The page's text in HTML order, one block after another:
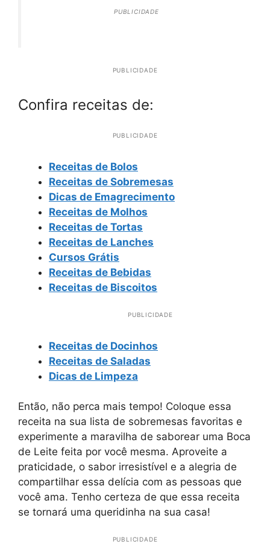
PUBLICIDADE
PUBLICIDADE
Confira receitas de:
PUBLICIDADE
Receitas de Bolos
Receitas de Sobremesas
Dicas de Emagrecimento
Receitas de Molhos
Receitas de Tortas
Receitas de Lanches
Cursos Grátis
Receitas de Bebidas
Receitas de Biscoitos
PUBLICIDADE
Receitas de Docinhos
Receitas de Saladas
Dicas de Limpeza
Então, não perca mais tempo! Coloque essa
receita na sua lista de sobremesas favoritas e
experimente a maravilha de saborear uma Boca
de Leite feita por você mesma. Aproveite a
praticidade, o sabor irresistível e a alegria de
compartilhar essa delícia com as pessoas que
você ama. Tenho certeza de que essa receita
se tornará uma queridinha na sua casa!
PUBLICIDADE